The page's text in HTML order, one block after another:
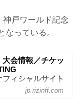
神戸ワールド記念
なっている。
大会情報／チケッ
ィシャルサイト
jp.rizinff.com